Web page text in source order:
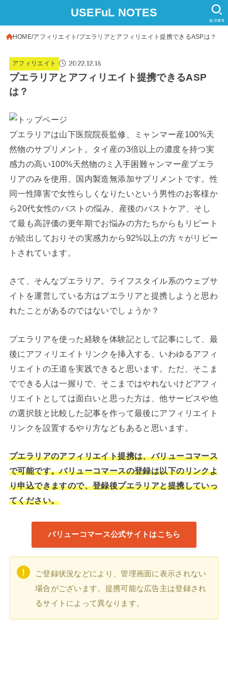
USEFuL NOTES
SEARCH
HOME アフィリエイト プエラリアとアフィリエイト提携できるASPは？
アフィリエイト 2022.12.18
プエラリアとアフィリエイト提携できるASP
は？
プエラリアは山下医院院長監修、ミャンマー産100%天
然物のサプリメント。タイ産の3倍以上の濃度を持つ実
感力の高い100%天然物のミ入手困難ャンマー産プエラ
リアのみを使用、国内製造無添加サプリメントです。性
同一性障害で女性らしくなりたいという男性のお客様か
ら20代女性のバストの悩み、産後のバストケア、そし
て最も高評価の更年期でお悩みの方たちからもリピート
が続出しておりその実感力から92%以上の方々がリピー
トされています。
さて、そんなプエラリア。ライフスタイル系のウェブサ
イトを運営している方はプエラリアと提携しようと思わ
れたことがあるのではないでしょうか？
プエラリアを使った経験を体験記として記事にして、最
後にアフィリエイトリンクを挿入する、いわゆるアフィ
リエイトの王道を実践できると思います。ただ、そこま
でできる人は一握りで、そこまではやれないけどアフィ
リエイトとしては面白いと思った方は、他サービスや他
の選択肢と比較した記事を作って最後にアフィリエイト
リンクを設置するやり方などもあると思います。
プエラリアのアフィリエイト提携は、バリューコマース
で可能です。バリューコマースの登録は以下のリンクよ
り申込できますので、登録後プエラリアと提携していっ
てください。
バリューコマース公式サイトはこちら
ご登録状況などにより、管理画面に表示されない
場合がございます。提携可能な広告主は登録され
るサイトによって異なります。